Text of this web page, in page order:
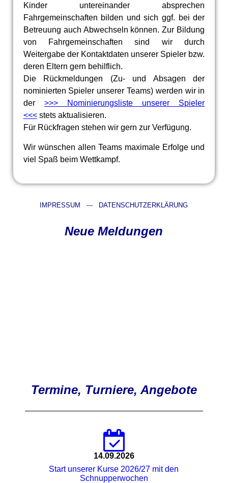
Kinder untereinander absprechen
Fahrgemeinschaften bilden und sich ggf. bei der
Betreuung auch Abwechseln können. Zur Bildung
von Fahrgemeinschaften sind wir durch
Weitergabe der Kontaktdaten unserer Spieler bzw.
deren Eltern gern behilflich.
Die Rückmeldungen (Zu- und Absagen der
nominierten Spieler unserer Teams) werden wir in
der >>> Nominierungsliste unserer Spieler
<<<stets aktualisieren.
Für Rückfragen stehen wir gern zur Verfügung.
Wir wünschen allen Teams maximale Erfolge und
viel Spaß beim Wettkampf.
IMPRESSUM --- DATENSCHUTZERKLÄRUNG
Neue Meldungen
Termine, Turniere, Angebote
14.09.2026
Start unserer Kurse 2026/27 mit den
Schnupperwochen